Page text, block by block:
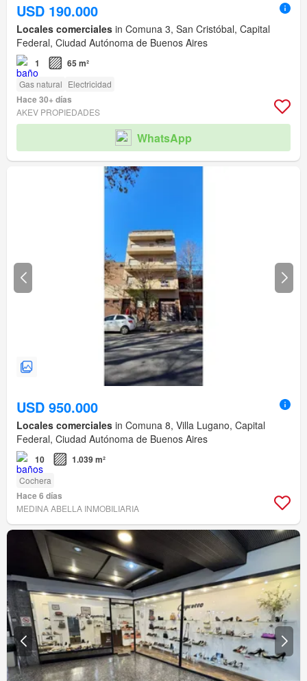
USD 190.000
Locales comerciales in Comuna 3, San Cristóbal, Capital
Federal, Ciudad Autónoma de Buenos Aires
1 65 m²
Gas natural Electricidad
Hace 30+ días
AKEV PROPIEDADES
WhatsApp
USD 950.000
Locales comerciales in Comuna 8, Villa Lugano, Capital
Federal, Ciudad Autónoma de Buenos Aires
10 1.039 m²
Cochera
Hace 6 días
MEDINA ABELLA INMOBILIARIA